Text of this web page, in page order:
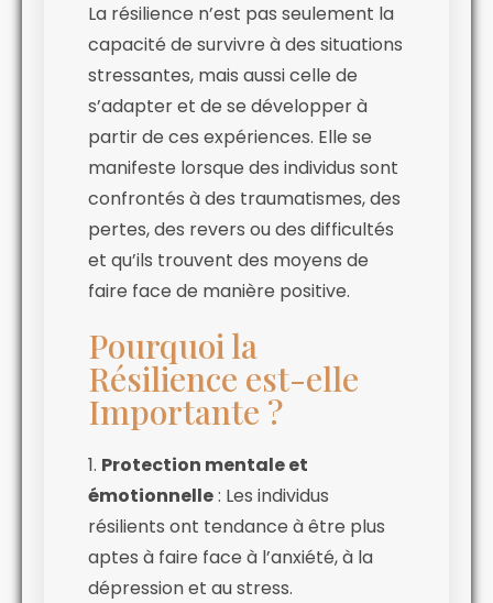
La résilience n’est pas seulement la
capacité de survivre à des situations
stressantes, mais aussi celle de
s’adapter et de se développer à
partir de ces expériences. Elle se
manifeste lorsque des individus sont
confrontés à des traumatismes, des
pertes, des revers ou des difficultés
et qu’ils trouvent des moyens de
faire face de manière positive.
Pourquoi la
Résilience est-elle
Importante ?
1. Protection mentale et
émotionnelle: Les individus
résilients ont tendance à être plus
aptes à faire face à l’anxiété, à la
dépression et au stress.